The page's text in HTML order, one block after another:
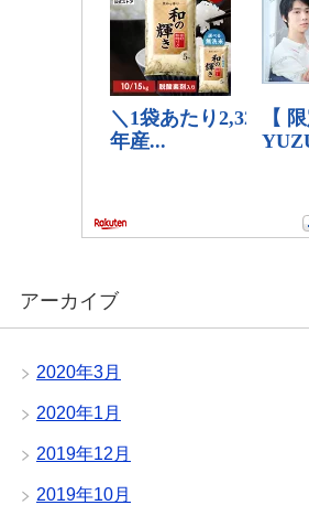
アーカイブ
2020年3月
2020年1月
2019年12月
2019年10月